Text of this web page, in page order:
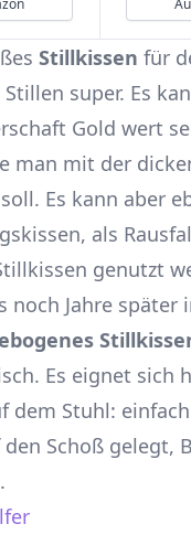
Stillkissen für
super. Es
Gold wert
man mit der
Es kann aber
als
genutzt
noch Jahre später
Es eignet sich
dem Stuhl:
Schoß gelegt,